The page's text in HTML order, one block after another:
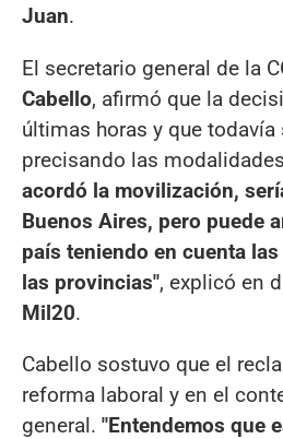
Juan.
El secretario general de la
Cabello, afirmó que la
últimas horas y que todavía
precisando las
acordó la movilización,
Buenos Aires, pero puede
país teniendo en cuenta
las provincias", explicó en
Mil20.
Cabello sostuvo que el
reforma laboral y en el
general. "Entendemos que